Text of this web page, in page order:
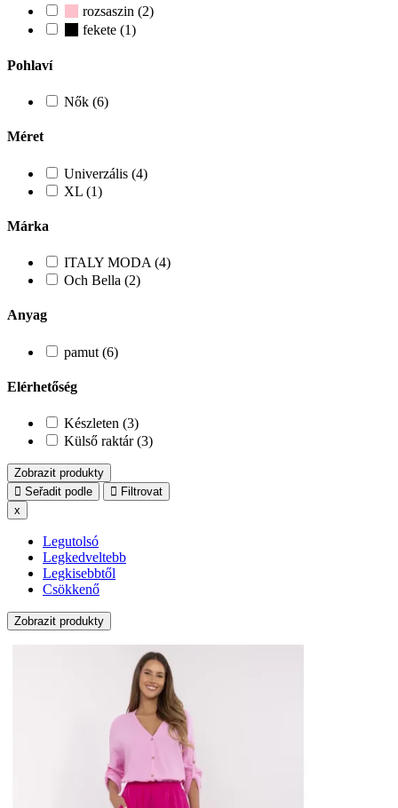
rozsaszin (2)
fekete (1)
Pohlaví
Nők (6)
Méret
Univerzális (4)
XL (1)
Márka
ITALY MODA (4)
Och Bella (2)
Anyag
pamut (6)
Elérhetőség
Készleten (3)
Külső raktár (3)
Zobrazit produkty
Seřadit podle
Filtrovat
x
Legutolsó
Legkedveltebb
Legkisebbtől
Csökkenő
Zobrazit produkty